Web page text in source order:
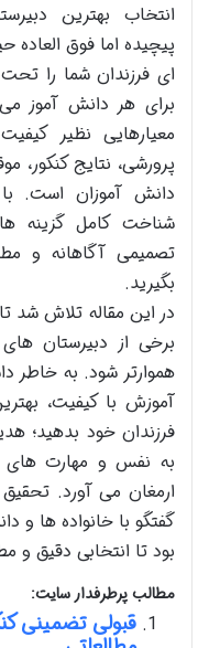
انتخاب بهترین
پیچیده اما فوق
ای فرزندان شما را
برای هر دانش آموز
معیارهایی نظیر
پرورشی، نتایج کنکور،
دانش آموزان است.
شناخت کامل گزینه
تصمیمی آگاهانه و
بگیرید.
در این مقاله تلاش شد
برخی از دبیرستان
هموارتر شود. به خاطر
آموزش با کیفیت،
فرزندان خود بدهید؛
به نفس و مهارت های
ارمغان می آورد.
گفتگو با خانواده ها و
بود تا انتخابی دقیق و
مطالب پرطرفدار سایت:
قبولی تضمینی